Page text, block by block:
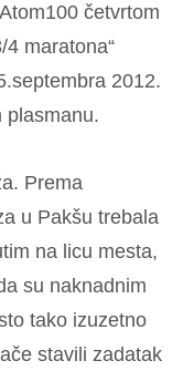
četvrtom
4 maratona“
2012.
plasmanu.
Prema
u Pakšu trebala
na licu mesta,
su naknadnim
tako izuzetno
stavili zadatak